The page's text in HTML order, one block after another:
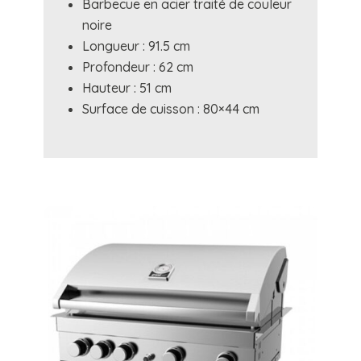
Barbecue en acier traité de couleur
noire
Longueur : 91.5 cm
Profondeur : 62 cm
Hauteur : 51 cm
Surface de cuisson : 80×44 cm